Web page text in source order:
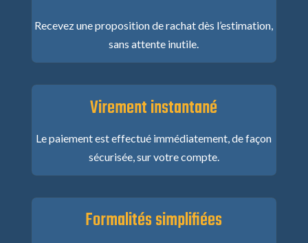
Recevez une proposition de rachat dès l’estimation,
sans attente inutile.
Virement instantané
Le paiement est effectué immédiatement, de façon
sécurisée, sur votre compte.
Formalités simplifiées